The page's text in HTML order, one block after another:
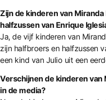
Zijn de kinderen van
halfzussen van Enrique
Ja, de vijf kinderen van
zijn halfbroers en halfzussen
een kind van Julio uit een
Verschijnen de kinderen
in de media?